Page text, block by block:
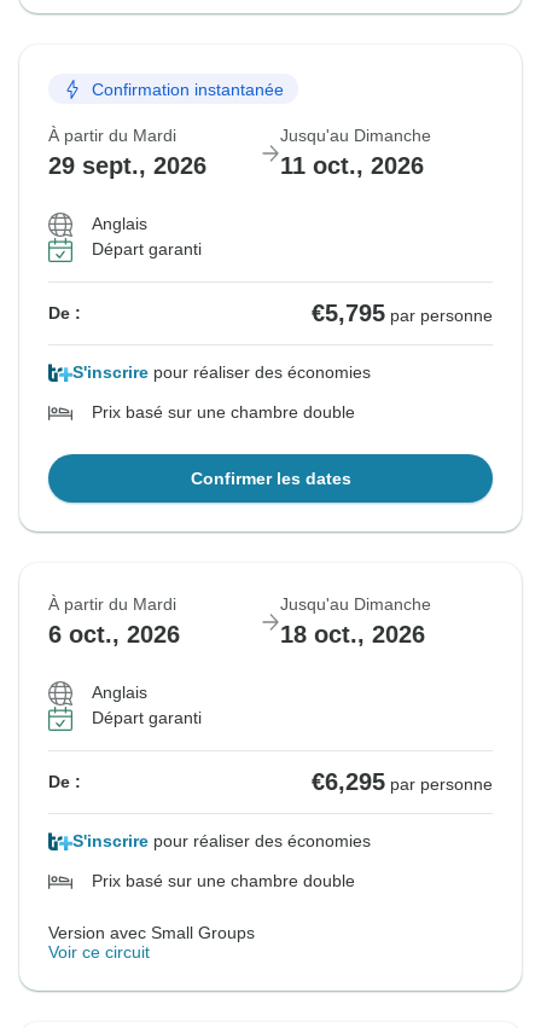
Confirmation instantanée
À partir du Mardi
29 sept., 2026
Jusqu'au Dimanche
11 oct., 2026
Anglais
Départ garanti
De : €5,795 par personne
S'inscrire pour réaliser des économies
Prix basé sur une chambre double
Confirmer les dates
À partir du Mardi
6 oct., 2026
Jusqu'au Dimanche
18 oct., 2026
Anglais
Départ garanti
De : €6,295 par personne
S'inscrire pour réaliser des économies
Prix basé sur une chambre double
Version avec Small Groups
Voir ce circuit